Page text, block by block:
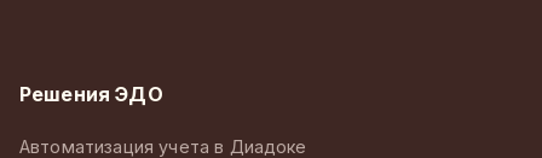
Решения ЭДО
Автоматизация учета в Диадоке